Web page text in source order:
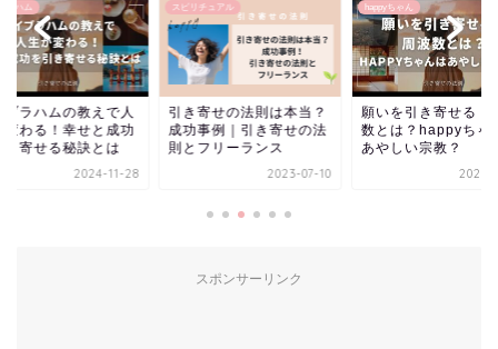
ラハム
ブラハムの教えで人
変わる！幸せと成功
き寄せる秘訣とは
2024-11-28
スピリチュアル
引き寄せの法則は本当？
成功事例｜引き寄せの法
則とフリーランス
2023-07-10
happyちゃん
願いを引き寄せる！
数とは？happyちゃ
あやしい宗教？
2023-
スポンサーリンク